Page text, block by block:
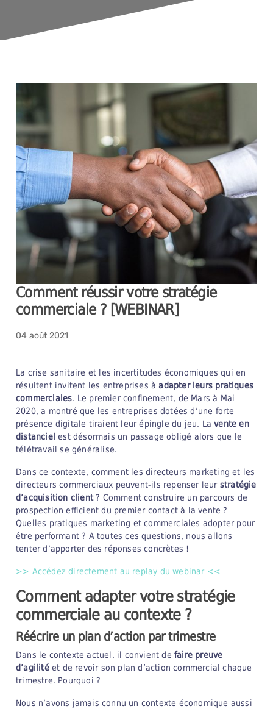
Comment réussir votre stratégie
commerciale ? [WEBINAR]
04 août 2021
La crise sanitaire et les incertitudes économiques qui en
résultent invitent les entreprises àadapter leurs pratiques
commerciales. Le premier confinement, de Mars à Mai
2020, a montré que les entreprises dotées d’une forte
présence digitale tiraient leur épingle du jeu. Lavente en
distanciel est désormais un passage obligé alors que le
télétravail se généralise.
Dans ce contexte, comment les directeurs marketing et les
directeurs commerciaux peuvent-ils repenser leur stratégie
d’acquisition client? Comment construire un parcours de
prospection efficient du premier contact à la vente ?
Quelles pratiques marketing et commerciales adopter pour
être performant ? A toutes ces questions, nous allons
tenter d’apporter des réponses concrètes !
>> Accédez directement au replay du webinar <<
Comment adapter votre stratégie
commerciale au contexte ?
Réécrire un plan d’action par trimestre
Dans le contexte actuel, il convient de faire preuve
d’agilitéet de revoir son plan d’action commercial chaque
trimestre. Pourquoi ?
Nous n’avons jamais connu un contexte économique aussi